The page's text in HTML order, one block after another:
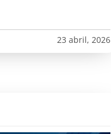
23 abril, 2026